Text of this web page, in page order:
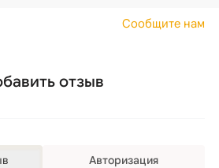
Сообщите нам
отзыв
Авторизация